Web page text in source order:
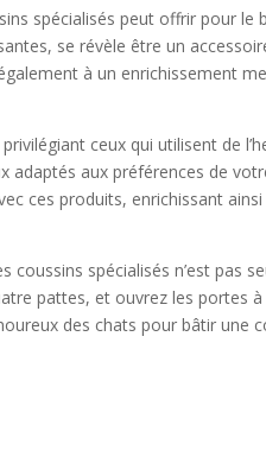
spécialisés peut offrir pour le
se révèle être un
à un enrichissement
ceux qui utilisent de
aux préférences de
ces produits, enrichissant
coussins spécialisés n’est pas
pattes, et ouvrez les portes
des chats pour bâtir une